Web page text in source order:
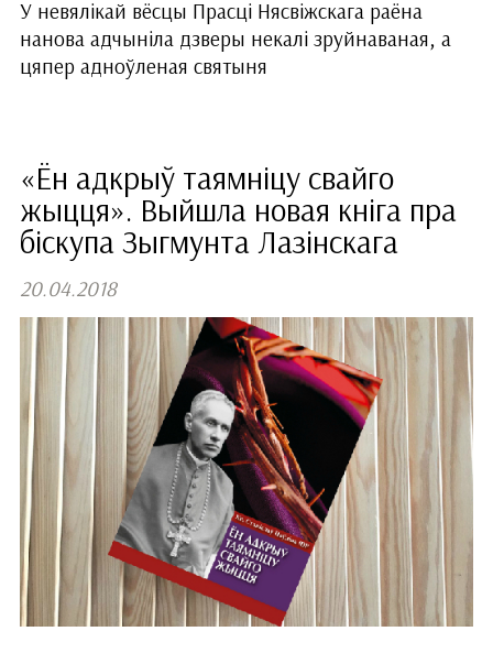
У невялікай вёсцы Прасці Нясвіжскага раёна
нанова адчыніла дзверы некалі зруйнаваная, а
цяпер адноўленая святыня
«Ён адкрыў таямніцу свайго
жыцця». Выйшла новая кніга пра
біскупа Зыгмунта Лазінскага
20.04.2018